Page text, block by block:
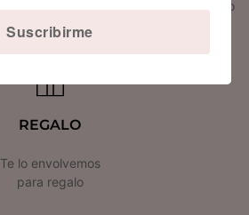
Compra y paga 100% seguro
REGALO
Te lo envolvemos
para regalo
Suscribirme